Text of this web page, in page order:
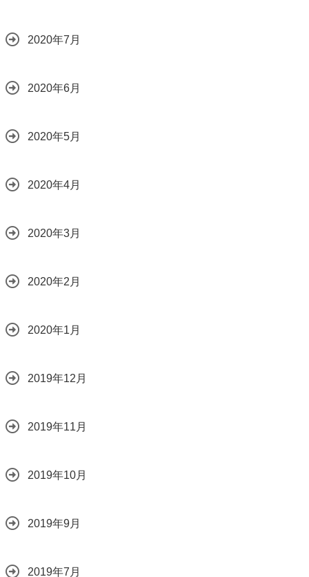
2020年7月
2020年6月
2020年5月
2020年4月
2020年3月
2020年2月
2020年1月
2019年12月
2019年11月
2019年10月
2019年9月
2019年7月